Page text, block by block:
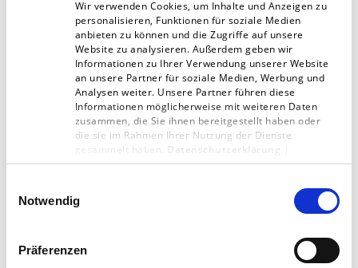
Wir verwenden Cookies, um Inhalte und Anzeigen zu
personalisieren, Funktionen für soziale Medien
anbieten zu können und die Zugriffe auf unsere
Website zu analysieren. Außerdem geben wir
Informationen zu Ihrer Verwendung unserer Website
an unsere Partner für soziale Medien, Werbung und
Analysen weiter. Unsere Partner führen diese
Informationen möglicherweise mit weiteren Daten
zusammen, die Sie ihnen bereitgestellt haben oder
die sie im Rahmen Ihrer Nutzung der Dienste
gesammelt haben. Datenschutzerklärung
Impressum
Notwendig
Präferenzen
Macht dir die Arbeit Spaß?
Total. Mein Mann sagt immer, er kennt
niemanden, der so eine hohe Passgenauigkeit
mit seinem Job hat wie ich. Wenn ich nach
einem langen Arbeitstag ein Problem gelöst
und Lösung geschaffen habe, kann ich mit
einem Lächeln aufhören. Die Kombination aus
Technik und Design ist genau meine Berufung.
Ach ja: Ich kann hässliche Webseiten nicht